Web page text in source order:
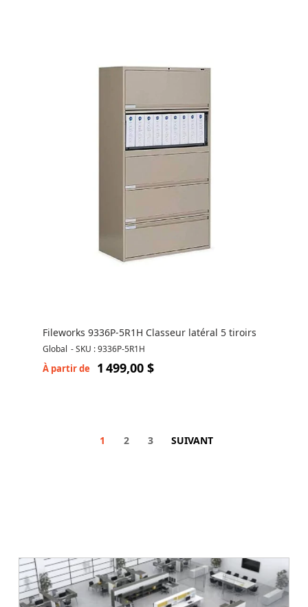
Fileworks 9336P-5R1H Classeur latéral 5 tiroirs
Global -SKU : 9336P-5R1H
À partir de 1 499,00 $
1 2 3 SUIVANT